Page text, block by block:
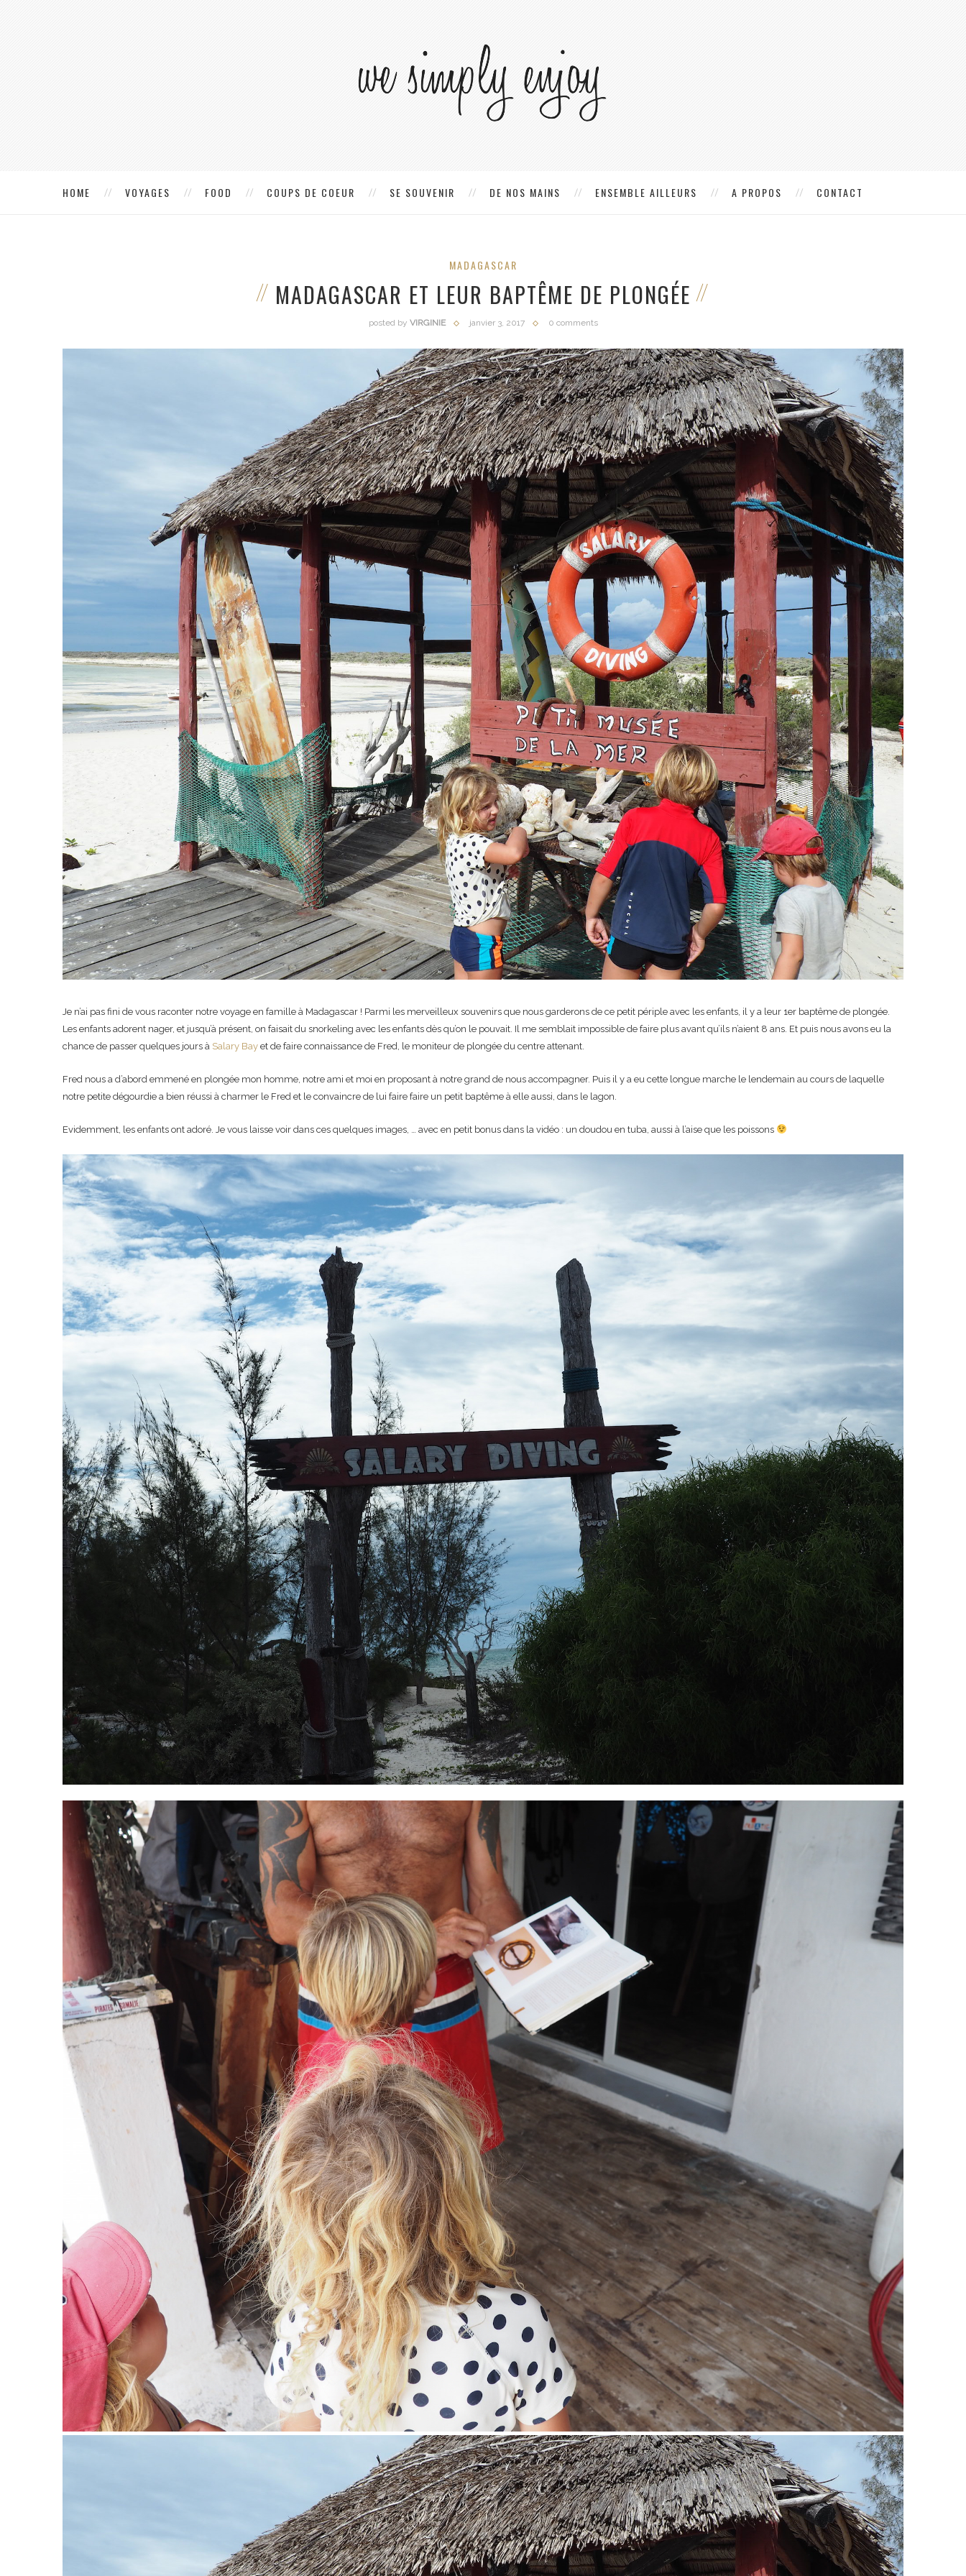
HOME VOYAGES FOOD COUPS DE COEUR SE SOUVENIR DE NOS MAINS ENSEMBLE AILLEURS A PROPOS CONTACT
MADAGASCAR
MADAGASCAR ET LEUR BAPTÊME DE PLONGÉE
posted by VIRGINIE janvier 3, 2017 0 comments
Je n’ai pas fini de vous raconter notre voyage en famille à Madagascar ! Parmi les merveilleux souvenirs que nous garderons de ce petit périple avec les enfants, il y a leur 1er baptême de plongée.
Les enfants adorent nager, et jusqu’à présent, on faisait du snorkeling avec les enfants dès qu’on le pouvait. Il me semblait impossible de faire plus avant qu’ils n’aient 8 ans. Et puis nous avons eu la
chance de passer quelques jours à Salary Bay et de faire connaissance de Fred, le moniteur de plongée du centre attenant.
Fred nous a d’abord emmené en plongée mon homme, notre ami et moi en proposant à notre grand de nous accompagner. Puis il y a eu cette longue marche le lendemain au cours de laquelle
notre petite dégourdie a bien réussi à charmer le Fred et le convaincre de lui faire faire un petit baptême à elle aussi, dans le lagon.
Evidemment, les enfants ont adoré. Je vous laisse voir dans ces quelques images, … avec en petit bonus dans la vidéo : un doudou en tuba, aussi à l’aise que les poissons